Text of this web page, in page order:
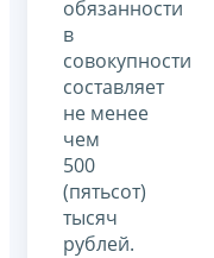
обязанности
в
совокупности
составляет
не менее
чем
500
(пятьсот)
тысяч
рублей.